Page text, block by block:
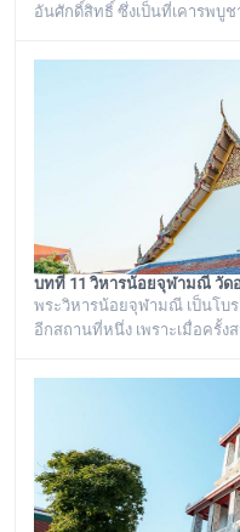
อันศักดิ์สิทธิ์ ซึ่งเป็นที่เคารพบู
กับพระวิหารใหญ่วัดอรุณราชว
รัส ก่อด้วยอิฐถือปูนประดับกร
ขึ้นในรัชสมัยพระบาทสมเด็จพ
พระวิหารน้อยจุฬามณี เป็นโบ
อีกสถานที่หนึ่ง เพราะเมื่อครั้ง
ทำพิธีอัญเชิญ ย้ายไปประดิษฐ